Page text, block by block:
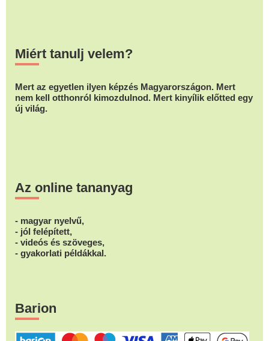
Miért tanulj velem?
Mert az egyetlen ilyen képzés Magyarországon. Mert
nem kell otthonról kimozdulnod. Mert kinyílik előtted egy
új világ.
Az online tananyag
- magyar nyelvű,
- jól felépített,
- videós és szöveges,
- gyakorlati példákkal.
Barion